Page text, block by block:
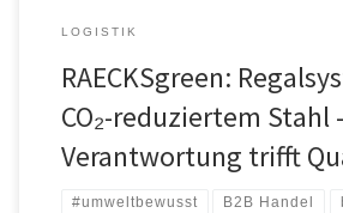
LOGISTIK
RAECKSgreen:
CO₂-reduziertem Stahl
Verantwortung trifft
#umweltbewusst B2B Handel